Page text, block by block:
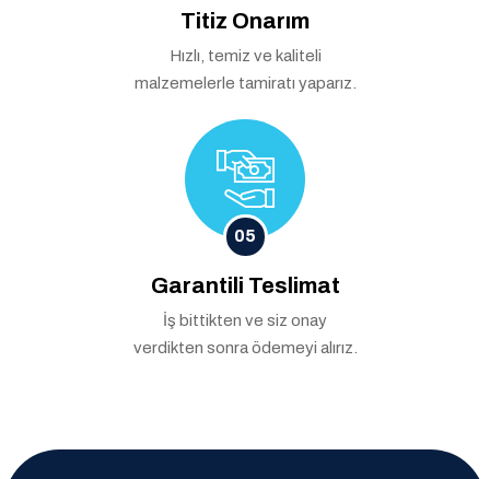
Titiz Onarım
Hızlı, temiz ve kaliteli
malzemelerle tamiratı yaparız.
05
Garantili Teslimat
İş bittikten ve siz onay
verdikten sonra ödemeyi alırız.